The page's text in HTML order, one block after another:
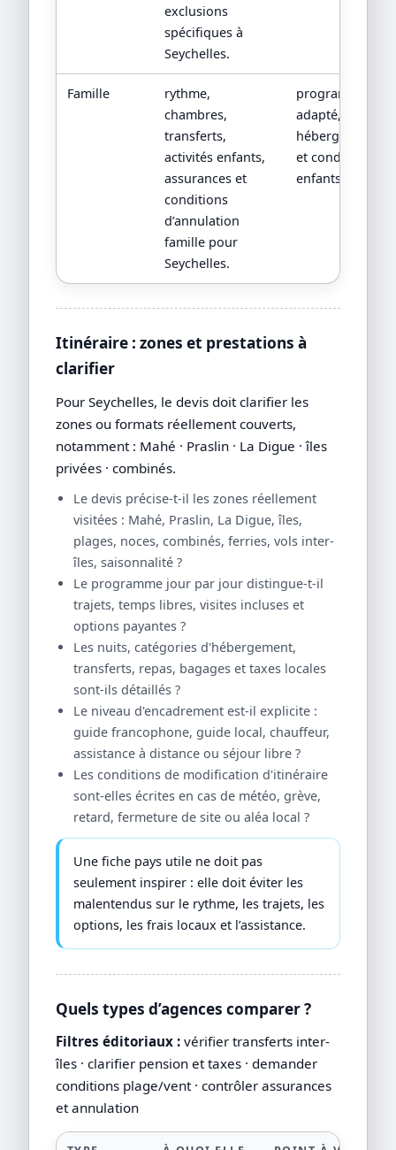
exclusions
spécifiques à
Seychelles.
Famille
rythme,
chambres,
transferts,
activités enfants,
assurances et
conditions
d’annulation
famille pour
Seychelles.
programme
adapté, fiches
hébergements
et conditions
enfants.
Itinéraire : zones et prestations à
clarifier
Pour Seychelles, le devis doit clarifier les
zones ou formats réellement couverts,
notamment : Mahé · Praslin · La Digue · îles
privées · combinés.
Le devis précise-t-il les zones réellement
visitées : Mahé, Praslin, La Digue, îles,
plages, noces, combinés, ferries, vols inter-
îles, saisonnalité ?
Le programme jour par jour distingue-t-il
trajets, temps libres, visites incluses et
options payantes ?
Les nuits, catégories d'hébergement,
transferts, repas, bagages et taxes locales
sont-ils détaillés ?
Le niveau d'encadrement est-il explicite :
guide francophone, guide local, chauffeur,
assistance à distance ou séjour libre ?
Les conditions de modification d'itinéraire
sont-elles écrites en cas de météo, grève,
retard, fermeture de site ou aléa local ?
Une fiche pays utile ne doit pas
seulement inspirer : elle doit éviter les
malentendus sur le rythme, les trajets, les
options, les frais locaux et l’assistance.
Quels types d’agences comparer ?
Filtres éditoriaux : vérifier transferts inter-
îles · clarifier pension et taxes · demander
conditions plage/vent · contrôler assurances
et annulation